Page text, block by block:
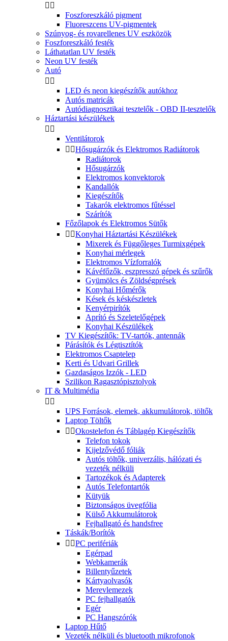
 
Foszforeszkáló pigment
Fluoreszcens UV-pigmentek
Szúnyog- és rovarellenes UV eszközök
Foszforeszkáló festék
Láthatatlan UV festék
Neon UV festék
Autó
 
LED és neon kiegészítők autókhoz
Autós matricák
Autódiagnosztikai tesztelők - OBD II-tesztelők
Háztartási készülékek
 
Ventilátorok
 Hősugárzók és Elektromos Radiátorok
Radiátorok
Hősugárzók
Elektromos konvektorok
Kandallók
Kiegészítők
Takarók elektromos fűtéssel
Szárítók
Főzőlapok és Elektromos Sütők
 Konyhai Háztartási Készülékek
Mixerek és Függőleges Turmixgépek
Konyhai mérlegek
Elektromos Vízforralók
Kávéfőzők, eszpresszó gépek és szűrők
Gyümölcs és Zöldségprések
Konyhai Hőmérők
Kések és késkészletek
Kenyérpirítók
Aprító és Szeletelőgépek
Konyhai Készülékek
TV Kiegészítők: TV-tartók, antennák
Párásítók és Légtisztítók
Elektromos Csaptelep
Kerti és Udvari Grillek
Gazdaságos Izzók - LED
Szilikon Ragasztópisztolyok
IT & Multimédia
 
UPS Források, elemek, akkumulátorok, töltők
Laptop Töltők
 Okostelefon és Táblagép Kiegészítők
Telefon tokok
Kijelzővédő fóliák
Autós töltők, univerzális, hálózati és
vezeték nélküli
Tartozékok és Adapterek
Autós Telefontartók
Kütyük
Biztonságos üvegfólia
Külső Akkumulátorok
Fejhallgató és handsfree
Táskák/Borítók
 PC perifériák
Egérpad
Webkamerák
Billentyűzetek
Kártyaolvasók
Merevlemezek
PC fejhallgatók
Egér
PC Hangszórók
Laptop Hűtő
Vezeték nélküli és bluetooth mikrofonok